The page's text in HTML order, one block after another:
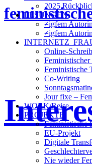
2025
LESUNGEN
≠igfem
≠igfem
Online-
Feministischer
Feministische
Co-Writing
Jour fixe –
WORK/Reise
PROJEKTE
Feministische
EU-Projekt
Digitale
Nie wieder